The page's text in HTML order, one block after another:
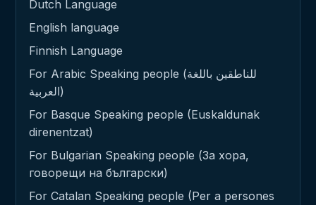
Dutch Language
English language
Finnish Language
For Arabic Speaking people (للناطقين باللغة
العربية)
For Basque Speaking people (Euskaldunak
direnentzat)
For Bulgarian Speaking people (За хора,
говорещи на български)
For Catalan Speaking people (Per a persones